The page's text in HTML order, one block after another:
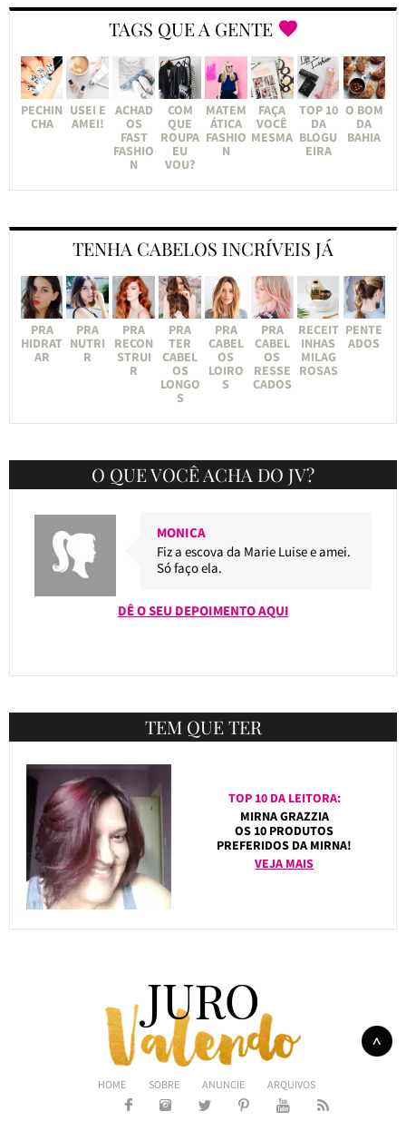
TAGS QUE A GENTE
PECHIN
CHA
USEI E
AMEI!
ACHAD
OS
FAST
FASHIO
N
COM
QUE
ROUPA
EU
VOU?
MATEM
ÁTICA
FASHIO
N
FAÇA
VOCÊ
MESMA
TOP 10
DA
BLOGU
EIRA
O BOM
DA
BAHIA
TENHA CABELOS INCRÍVEIS JÁ
PRA
HIDRAT
AR
PRA
NUTRI
R
PRA
RECON
STRUI
R
PRA
TER
CABEL
OS
LONGO
S
PRA
CABEL
OS
LOIRO
S
PRA
CABEL
OS
RESSE
CADOS
RECEIT
INHAS
MILAG
ROSAS
PENTE
ADOS
O QUE VOCÊ ACHA DO JV?
MONICA
Fiz a escova da Marie Luise e amei.
Só faço ela.
DÊ O SEU DEPOIMENTO AQUI
TEM QUE TER
TOP 10 DA LEITORA:
MIRNA GRAZZIA
OS 10 PRODUTOS
PREFERIDOS DA MIRNA!
VEJA MAIS
HOME SOBRE ANUNCIE ARQUIVOS